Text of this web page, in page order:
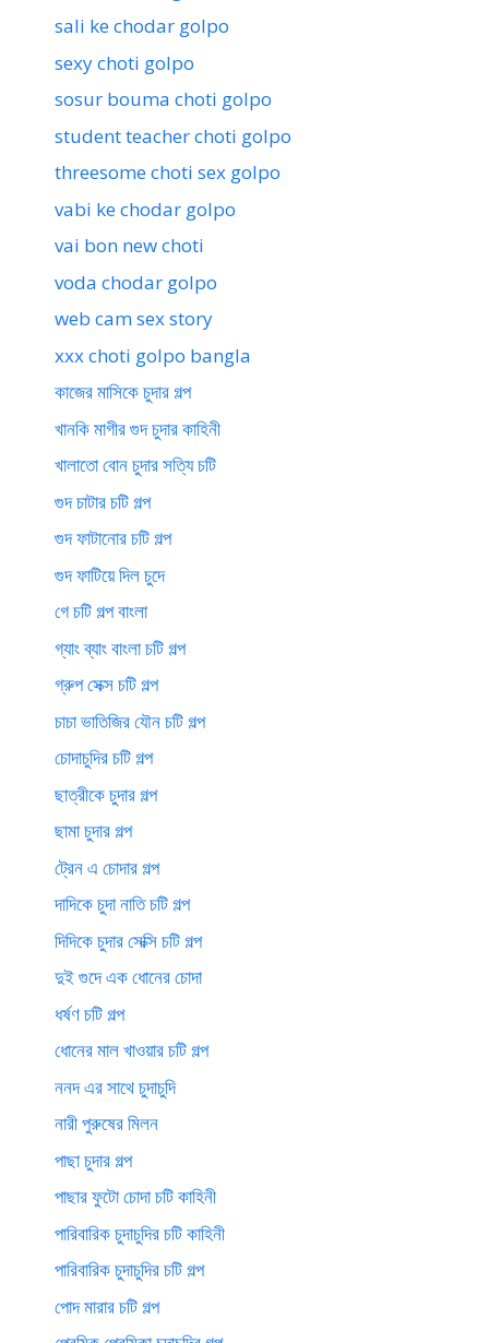
sali ke chodar golpo
sexy choti golpo
sosur bouma choti golpo
student teacher choti golpo
threesome choti sex golpo
vabi ke chodar golpo
vai bon new choti
voda chodar golpo
web cam sex story
xxx choti golpo bangla
কাজের মাসিকে চুদার গল্প
খানকি মাগীর গুদ চুদার কাহিনী
খালাতো বোন চুদার সত্যি চটি
গুদ চাটার চটি গল্প
গুদ ফাটানোর চটি গল্প
গুদ ফাটিয়ে দিল চুদে
গে চটি গল্প বাংলা
গ্যাং ব্যাং বাংলা চটি গল্প
গ্রুপ সেক্স চটি গল্প
চাচা ভাতিজির যৌন চটি গল্প
চোদাচুদির চটি গল্প
ছাত্রীকে চুদার গল্প
ছামা চুদার গল্প
ট্রেন এ চোদার গল্প
দাদিকে চুদা নাতি চটি গল্প
দিদিকে চুদার সেক্সি চটি গল্প
দুই গুদে এক ধোনের চোদা
ধর্ষণ চটি গল্প
ধোনের মাল খাওয়ার চটি গল্প
ননদ এর সাথে চুদাচুদি
নারী পুরুষের মিলন
পাছা চুদার গল্প
পাছার ফুটো চোদা চটি কাহিনী
পারিবারিক চুদাচুদির চটি কাহিনী
পারিবারিক চুদাচুদির চটি গল্প
পোদ মারার চটি গল্প